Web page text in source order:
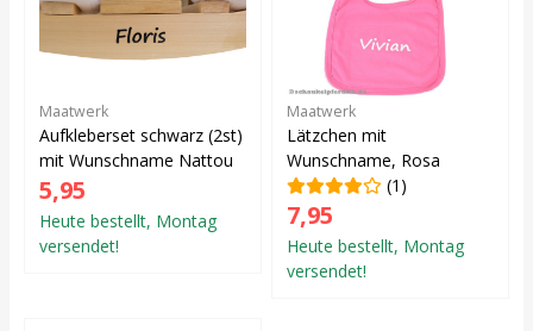
Maatwerk
Aufkleberset schwarz (2st)
mit Wunschname Nattou
5,95
Heute bestellt, Montag
versendet!
Maatwerk
Lätzchen mit
Wunschname, Rosa
(1)
7,95
Heute bestellt, Montag
versendet!